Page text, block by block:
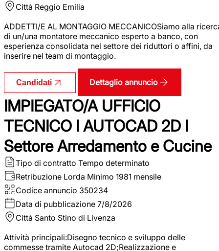
Città Reggio Emilia
ADDETTI/E AL MONTAGGIO MECCANICOSiamo alla
di un/una montatore meccanico esperto a banco, con
esperienza consolidata nel settore dei riduttori o affini, da
inserire nel team di montaggio.
Candidati Dettaglio annuncio
IMPIEGATO/A UFFICIO
TECNICO I AUTOCAD 2D I
Settore Arredamento e Cucine
Tipo di contratto Tempo determinato
Retribuzione Lorda Minimo 1981 mensile
Codice annuncio 350234
Data di pubblicazione 7/8/2026
Città Santo Stino di Livenza
Attività principali:Disegno tecnico e sviluppo delle
commesse tramite Autocad 2D;Realizzazione e